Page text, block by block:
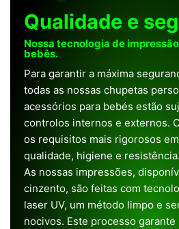
Qualidade e
Nossa tecnologia de
bebês.
Para garantir a máxima
todas as nossas chupetas
acessórios para bebés estão
controlos internos e externos.
os requisitos mais rigorosos
qualidade, higiene e resistência.
As nossas impressões,
cinzento, são feitas com
laser UV, um método limpo e
nocivos. Este processo